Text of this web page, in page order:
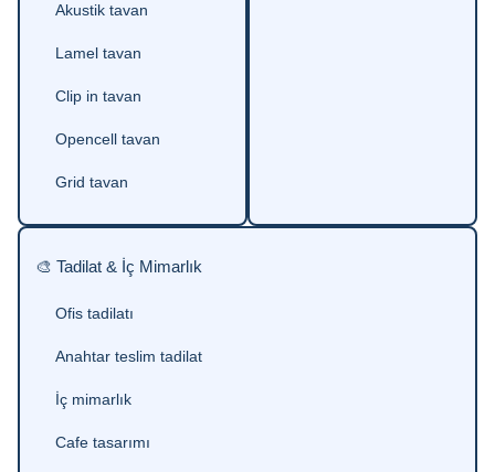
Akustik tavan
Lamel tavan
Clip in tavan
Opencell tavan
Grid tavan
🎨 Tadilat & İç Mimarlık
Ofis tadilatı
Anahtar teslim tadilat
İç mimarlık
Cafe tasarımı